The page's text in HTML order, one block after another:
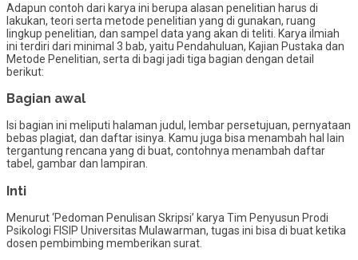
Adapun contoh dari karya ini berupa alasan penelitian harus di
lakukan, teori serta metode penelitian yang di gunakan, ruang
lingkup penelitian, dan sampel data yang akan di teliti. Karya ilmiah
ini terdiri dari minimal 3 bab, yaitu Pendahuluan, Kajian Pustaka dan
Metode Penelitian, serta di bagi jadi tiga bagian dengan detail
berikut:
Bagian awal
Isi bagian ini meliputi halaman judul, lembar persetujuan, pernyataan
bebas plagiat, dan daftar isinya. Kamu juga bisa menambah hal lain
tergantung rencana yang di buat, contohnya menambah daftar
tabel, gambar dan lampiran.
Inti
Menurut ‘Pedoman Penulisan Skripsi’ karya Tim Penyusun Prodi
Psikologi FISIP Universitas Mulawarman, tugas ini bisa di buat ketika
dosen pembimbing memberikan surat.